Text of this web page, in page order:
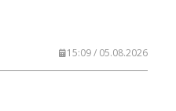
15:09 / 05.08.2026